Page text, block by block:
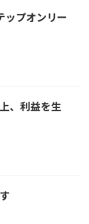
ップオンリー
、利益を生